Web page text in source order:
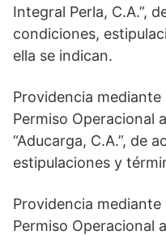
Integral Perla, C.A.”,
condiciones,
ella se indican.
Providencia
Permiso Operacional
“Aducarga, C.A.”, de
estipulaciones y
Providencia mediante
Permiso Operacional